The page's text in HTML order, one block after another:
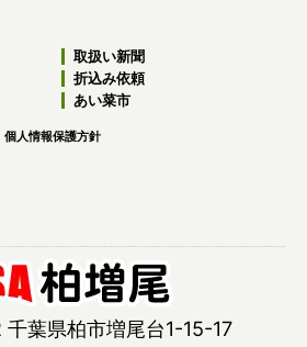
取扱い新聞
折込み依頼
あい菜市
個人情報保護方針
葉県柏市増尾台1-15-17